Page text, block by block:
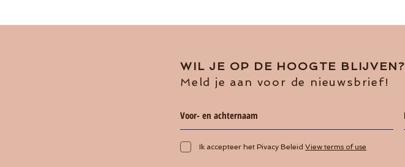
WIL JE OP DE HOOGTE BLIJVEN?
Meld je aan voor de nieuwsbrief!
Ik accepteer het Pivacy Beleid View terms of use